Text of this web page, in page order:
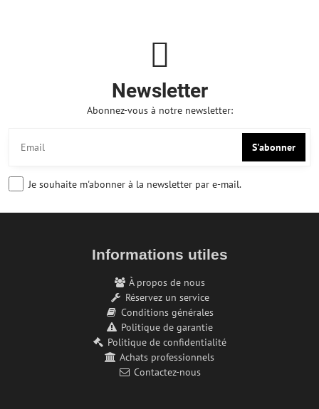
Newsletter
Abonnez-vous à notre newsletter:
S'abonner
Je souhaite m'abonner à la newsletter par e-mail.
Informations utiles
À propos de nous
Réservez un service
Conditions générales
Politique de garantie
Politique de confidentialité
Achats professionnels
Contactez-nous